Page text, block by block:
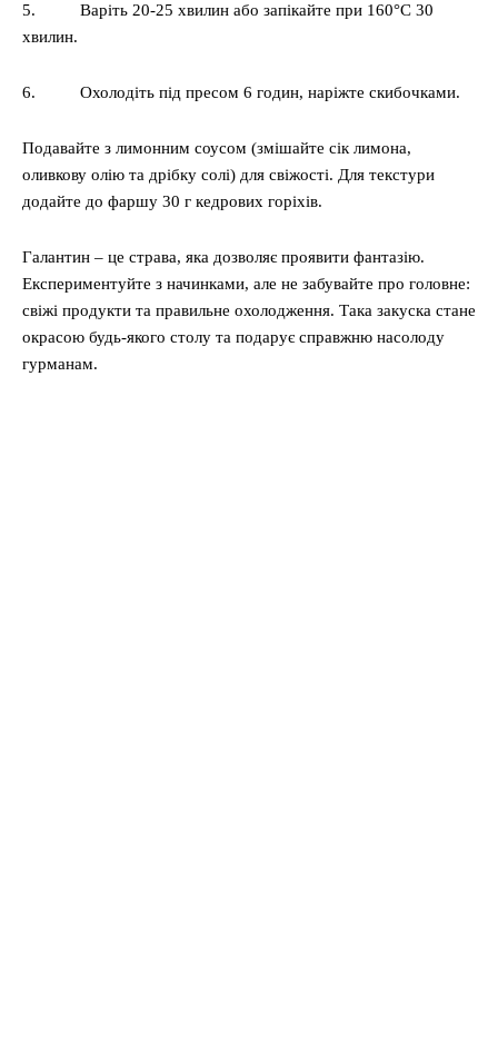
5. Варіть 20-25 хвилин або запікайте при 160°C 30
хвилин.
6. Охолодіть під пресом 6 годин, наріжте скибочками.
Подавайте з лимонним соусом (змішайте сік лимона,
оливкову олію та дрібку солі) для свіжості. Для текстури
додайте до фаршу 30 г кедрових горіхів.
Галантин – це страва, яка дозволяє проявити фантазію.
Експериментуйте з начинками, але не забувайте про головне:
свіжі продукти та правильне охолодження. Така закуска стане
окрасою будь-якого столу та подарує справжню насолоду
гурманам.